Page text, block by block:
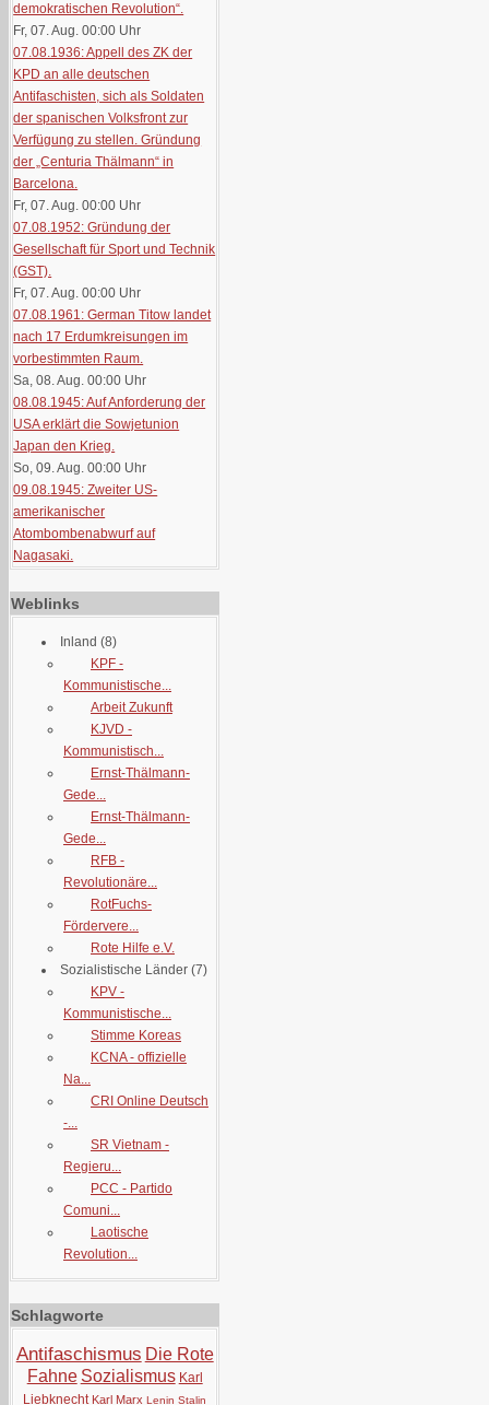
demokratischen Revolution“.
Fr, 07. Aug. 00:00 Uhr
07.08.1936: Appell des ZK der
KPD an alle deutschen
Antifaschisten, sich als Soldaten
der spanischen Volksfront zur
Verfügung zu stellen. Gründung
der „Centuria Thälmann“ in
Barcelona.
Fr, 07. Aug. 00:00 Uhr
07.08.1952: Gründung der
Gesellschaft für Sport und Technik
(GST).
Fr, 07. Aug. 00:00 Uhr
07.08.1961: German Titow landet
nach 17 Erdumkreisungen im
vorbestimmten Raum.
Sa, 08. Aug. 00:00 Uhr
08.08.1945: Auf Anforderung der
USA erklärt die Sowjetunion
Japan den Krieg.
So, 09. Aug. 00:00 Uhr
09.08.1945: Zweiter US-
amerikanischer
Atombombenabwurf auf
Nagasaki.
Weblinks
Inland (8)
KPF -
Kommunistische...
Arbeit Zukunft
KJVD -
Kommunistisch...
Ernst-Thälmann-
Gede...
Ernst-Thälmann-
Gede...
RFB -
Revolutionäre...
RotFuchs-
Fördervere...
Rote Hilfe e.V.
Sozialistische Länder (7)
KPV -
Kommunistische...
Stimme Koreas
KCNA - offizielle
Na...
CRI Online Deutsch
-...
SR Vietnam -
Regieru...
PCC - Partido
Comuni...
Laotische
Revolution...
Schlagworte
Antifaschismus Die Rote
Fahne Sozialismus Karl
Liebknecht Karl Marx Lenin Stalin